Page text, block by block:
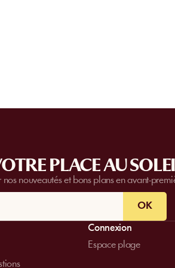
PLACE AU
nos nouveautés et bons plans en avant-
OK
Connexion
Espace plage